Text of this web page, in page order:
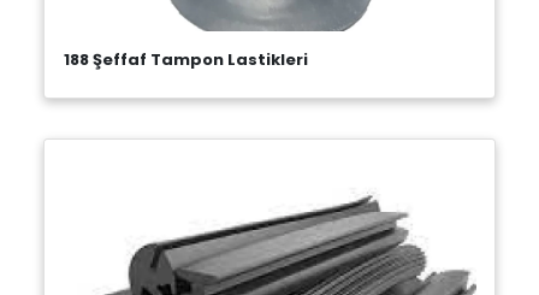
188 Şeffaf Tampon Lastikleri